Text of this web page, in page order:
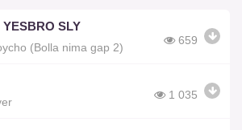
SLY
(Bolla nima gap 2)
659
1 035